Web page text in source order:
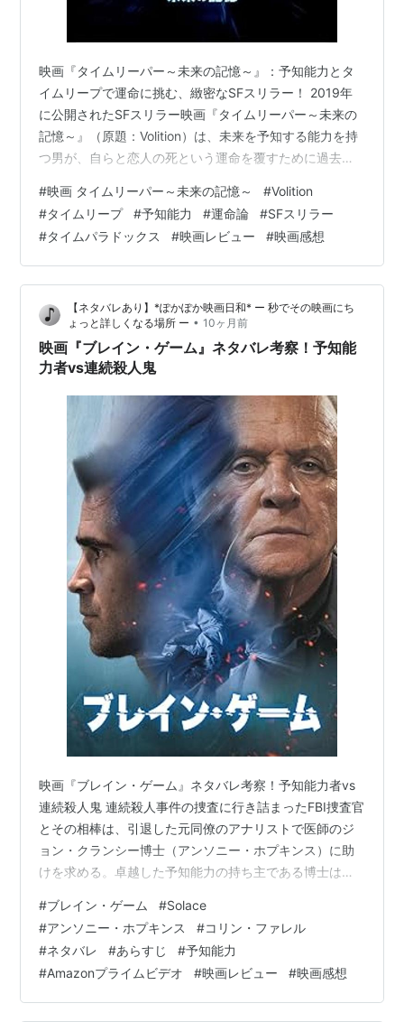
映画『タイムリーパー～未来の記憶～』：予知能力とタ
イムリープで運命に挑む、緻密なSFスリラー！ 2019年
に公開されたSFスリラー映画『タイムリーパー～未来の
記憶～』（原題：Volition）は、未来を予知する能力を持
つ男が、自らと恋人の死という運命を覆すために過去へ
ス（エイドリアン・グリン・マクモラン）は、幼い頃に
母親の事故死を予見しながらも防げなかった過去を持
ち、その能力を使いながらも荒んだ生活を送っていまし
た。しかし、アンジェラという女性に出会い、地元のギ
ャングであるレイから依頼された仕事がきっかけで、彼
の運命は大きく動き出します。ジェー…
#映画 タイムリーパー～未来の記憶～ #Volition
#タイムリープ #予知能力 #運命論 #SFスリラー
#タイムパラドックス #映画レビュー #映画感想
【ネタバレあり】*ぽかぽか映画日和* ー 秒でその映画にち
ょっと詳しくなる場所 ー • 10ヶ月前
映画『ブレイン・ゲーム』ネタバレ考察！予知能
力者vs連続殺人鬼
映画『ブレイン・ゲーム』ネタバレ考察！予知能力者vs
連続殺人鬼 連続殺人事件の捜査に行き詰まったFBI捜査官
とその相棒は、引退した元同僚のアナリストで医師のジ
ョン・クランシー博士（アンソニー・ホプキンス）に助
けを求める。卓越した予知能力の持ち主である博士は、
くことができる。しかし、捜査を進めるうちに、彼はこ
の連続殺人犯が自身をはるかに凌駕する予知能力を持っ
ていることに気づく。果たして、犯人の真の目的とは？
そして、彼らの未来に何が待ち受けているのか？予測不
能な展開と、観る者の倫理観を揺さぶる衝撃的なテーマ
#ブレイン・ゲーム #Solace
#アンソニー・ホプキンス #コリン・ファレル
#ネタバレ #あらすじ #予知能力
#Amazonプライムビデオ #映画レビュー #映画感想